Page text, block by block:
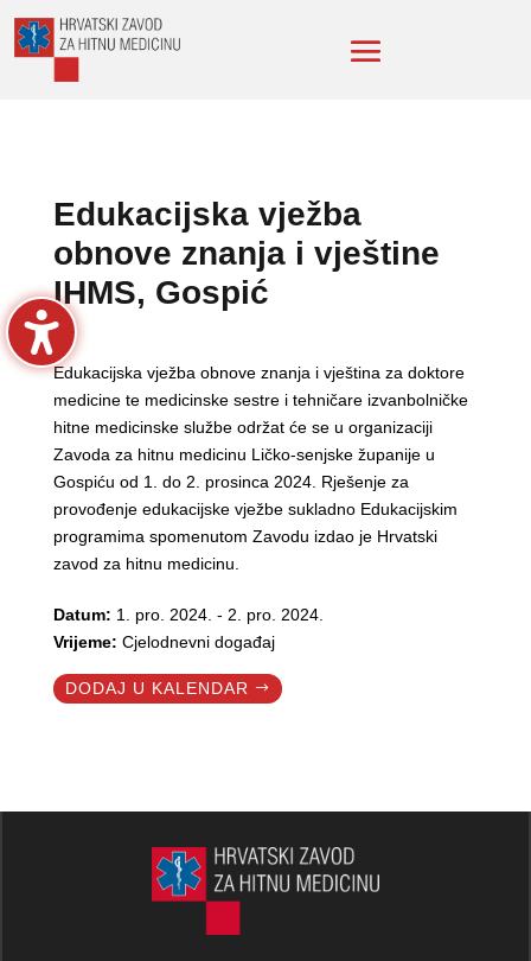
Edukacijska vježba
obnove znanja i vještine
IHMS, Gospić
Edukacijska vježba obnove znanja i vještina za doktore
medicine te medicinske sestre i tehničare izvanbolničke
hitne medicinske službe održat će se u organizaciji
Zavoda za hitnu medicinu Ličko-senjske županije u
Gospiću od 1. do 2. prosinca 2024. Rješenje za
provođenje edukacijske vježbe sukladno Edukacijskim
programima spomenutom Zavodu izdao je Hrvatski
zavod za hitnu medicinu.
Datum: 1. pro. 2024. - 2. pro. 2024.
Vrijeme: Cjelodnevni događaj
DODAJ U KALENDAR